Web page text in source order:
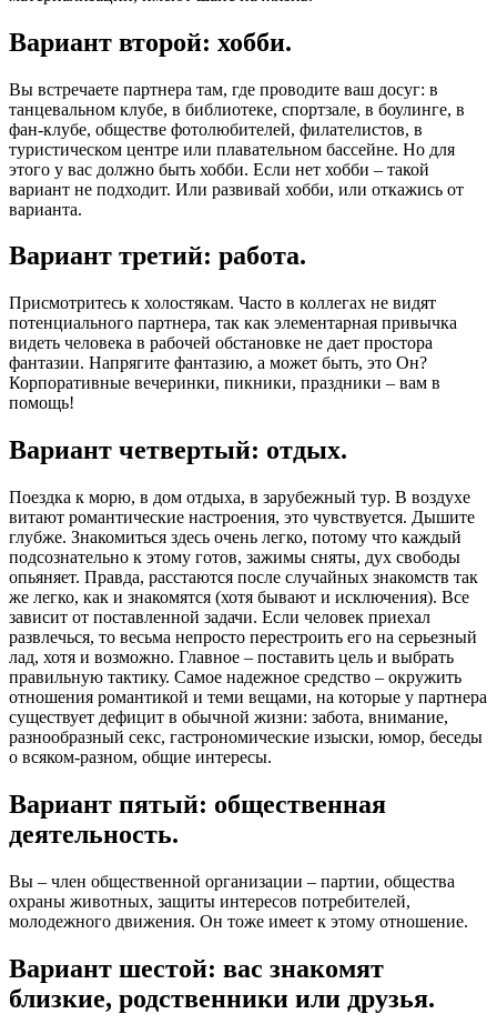
Вариант второй: хобби.
Вы встречаете партнера там, где проводите ваш досуг: в
танцевальном клубе, в библиотеке, спортзале, в боулинге, в
фан-клубе, обществе фотолюбителей, филателистов, в
туристическом центре или плавательном бассейне. Но для
этого у вас должно быть хобби. Если нет хобби – такой
вариант не подходит. Или развивай хобби, или откажись от
варианта.
Вариант третий: работа.
Присмотритесь к холостякам. Часто в коллегах не видят
потенциального партнера, так как элементарная привычка
видеть человека в рабочей обстановке не дает простора
фантазии. Напрягите фантазию, а может быть, это Он?
Корпоративные вечеринки, пикники, праздники – вам в
помощь!
Вариант четвертый: отдых.
Поездка к морю, в дом отдыха, в зарубежный тур. В воздухе
витают романтические настроения, это чувствуется. Дышите
глубже. Знакомиться здесь очень легко, потому что каждый
подсознательно к этому готов, зажимы сняты, дух свободы
опьяняет. Правда, расстаются после случайных знакомств так
же легко, как и знакомятся (хотя бывают и исключения). Все
зависит от поставленной задачи. Если человек приехал
развлечься, то весьма непросто перестроить его на серьезный
лад, хотя и возможно. Главное – поставить цель и выбрать
правильную тактику. Самое надежное средство – окружить
отношения романтикой и теми вещами, на которые у партнера
существует дефицит в обычной жизни: забота, внимание,
разнообразный секс, гастрономические изыски, юмор, беседы
о всяком-разном, общие интересы.
Вариант пятый: общественная
деятельность.
Вы – член общественной организации – партии, общества
охраны животных, защиты интересов потребителей,
молодежного движения. Он тоже имеет к этому отношение.
Вариант шестой: вас знакомят
близкие, родственники или друзья.